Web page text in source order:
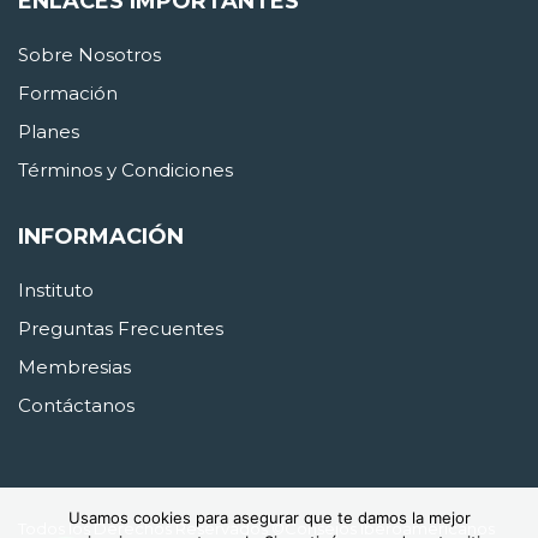
Sobre Nosotros
Formación
Planes
Términos y Condiciones
INFORMACIÓN
Instituto
Preguntas Frecuentes
Membresias
Contáctanos
Todos los Derechos Reservados ©Consejos Iberoamericanos
Usamos cookies para asegurar que te damos la mejor